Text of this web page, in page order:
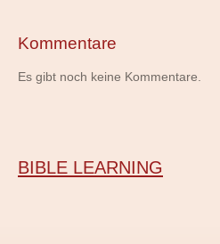
Kommentare
Es gibt noch keine Kommentare.
BIBLE LEARNING